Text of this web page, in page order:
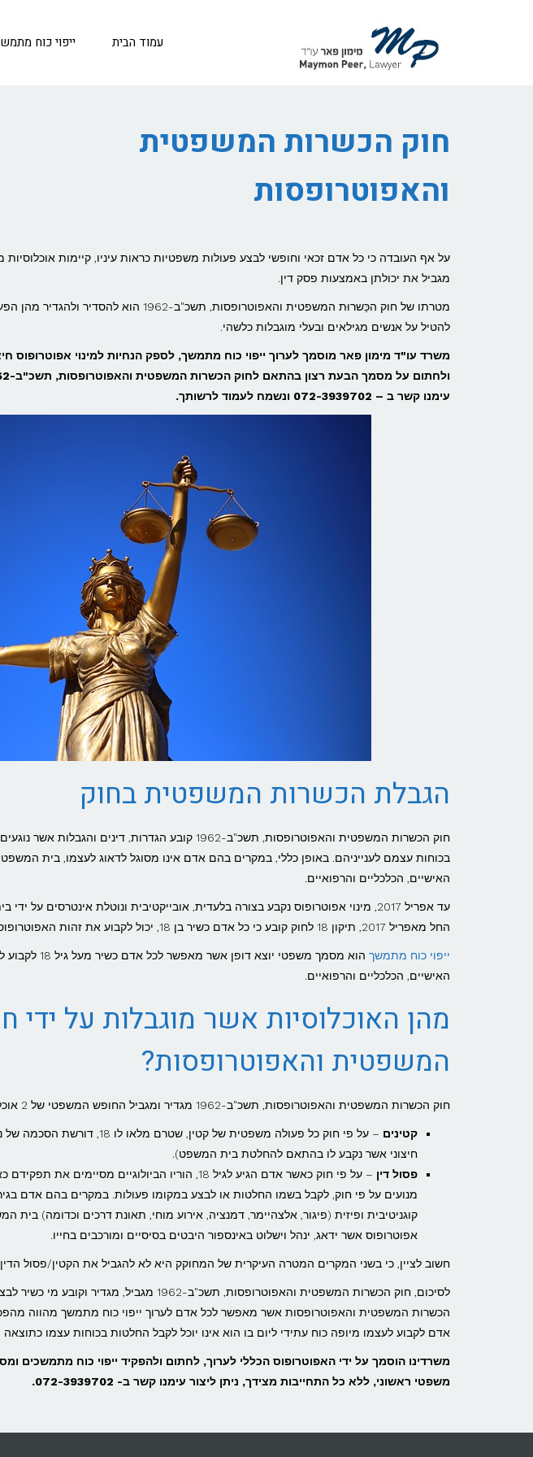
עמוד הבית ייפוי כוח
חוק הכשרות המשפטית
והאפוטרופסות
על אף העובדה כי כל אדם זכאי וחופשי לבצע פעולות משפטיות כראות עיניו, קיימות
מגביל את יכולתן באמצעות פסק דין.
מטרתו של חוק הכַּשרוּת המשפטית והאפוטרופסות,
להטיל על אנשים מגילאים ובעלי מוגבלות כלשהי.
משרד עו"ד מימון פאר מוסמך לערוך ייפוי כוח מתמשך, לספק הנחיות למינוי אפוטרופוס
עימנו קשר ב – 072-3939702 ונשמח לעמוד לרשותך.
הגבלת הכשרות המשפטית בחוק
חוק הכשרות המשפטית והאפוטרופסות, תשכ"ב-1962 קובע הגדרות,
בכוחות עצמם לענייניהם. באופן כללי, במקרים בהם אדם אינו מסוגל לדאוג לעצמו, בית המשפט
האישיים, הכלכליים והרפואיים.
עד אפריל 2017, מינוי אפוטרופוס נקבע בצורה בלעדית, אובייקטיבית ונוטלת
החל מאפריל 2017, תיקון 18 לחוק קובע כי כל אדם כשיר בן 18, יכול לקבוע את זהות האפוטרופוס שלו על ידי עריכת ייפוי כוח מתמשך.
ייפוי כוח מתמשך
הוא מסמך
האישיים, הכלכליים והרפואיים.
מהן האוכלוסיות אשר מוגבלות על ידי
המשפטית והאפוטרופסות?
חוק הכשרות המשפטית והאפוטרופסות, תשכ"ב-1962 מגדיר ומגביל החופש המשפטי של 2 אוכלוסיות עיקריות:
קטינים
– על פי חוק כל פעולה משפטית של
חיצוני אשר נקבע לו בהתאם להחלטת בית המשפט).
פסול דין
– על פי חוק כאשר אדם הגיע לגיל 18, הוריו הביולוגיים
מנועים על פי חוק, לקבל בשמו החלטות או לבצע במקומו פעולות. במקרים בהם אדם בגיר
קוגניטיבית ופיזית (פיגור, אלצהיימר, דמנציה, אירוע מוחי, תאונת דרכים וכדומה) בית
אפוטרופוס אשר ידאג, ינהל וישלוט באינספור היבטים בסיסיים ומורכבים בחייו.
חשוב לציין, כי בשני המקרים המטרה העיקרית של המחוקק היא לא להגביל את הקטין/פסול
הכשרות המשפטית והאפוטרופסות אשר מאפשר לכל אדם לערוך ייפוי כוח מתמשך מהווה
אדם לקבוע לעצמו מיופה כוח עתידי ליום בו הוא אינו יוכל לקבל החלטות בכוחות עצמו כתוצאה
משרדינו הוסמך על ידי האפוטרופוס הכללי לערוך, לחתום ולהפקיד ייפוי כוח מתמשכים
משפטי ראשוני, ללא כל התחייבות מצידך, ניתן ליצור עימנו קשר ב- 072-3939702.